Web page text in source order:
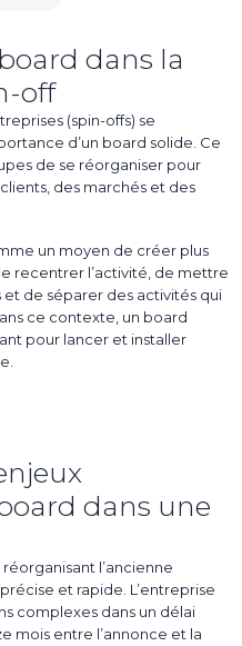
dans la
off
(spin-offs) se
d’un board solide. Ce
de se réorganiser pour
des marchés et des
un moyen de créer plus
recentrer l’activité, de mettre
et de séparer des activités qui
ce contexte, un board
pour lancer et installer
dans une
l’ancienne
et rapide. L’entreprise
complexes dans un délai
mois entre l’annonce et la